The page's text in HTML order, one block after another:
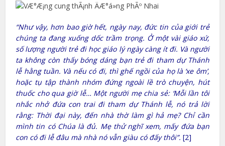
“Như vậy, hơn bao giờ hết, ngày nay, đức tin của giới trẻ
chúng ta đang xuống dốc trầm trọng. Ở một vài giáo xứ,
số lượng người trẻ đi học giáo lý ngày càng ít đi. Và người
ta không còn thấy bóng dáng bạn trẻ đi tham dự Thánh
lễ hằng tuần. Và nếu có đi, thì ghế ngồi của họ là ‘xe ôm’,
hoặc tụ tập thành nhóm đứng ngoài lề trò chuyện, hút
thuốc cho qua giờ lễ… Một người mẹ chia sẻ: ‘Mỗi lần tôi
nhắc nhở đứa con trai đi tham dự Thánh lễ, nó trả lời
rằng: Thời đại này, đến nhà thờ làm gì hả mẹ? Chỉ cần
mình tin có Chúa là đủ. Mẹ thử nghĩ xem, mấy đứa bạn
con có đi lễ đâu mà nhà nó vẫn giàu có đấy thôi”. [2]